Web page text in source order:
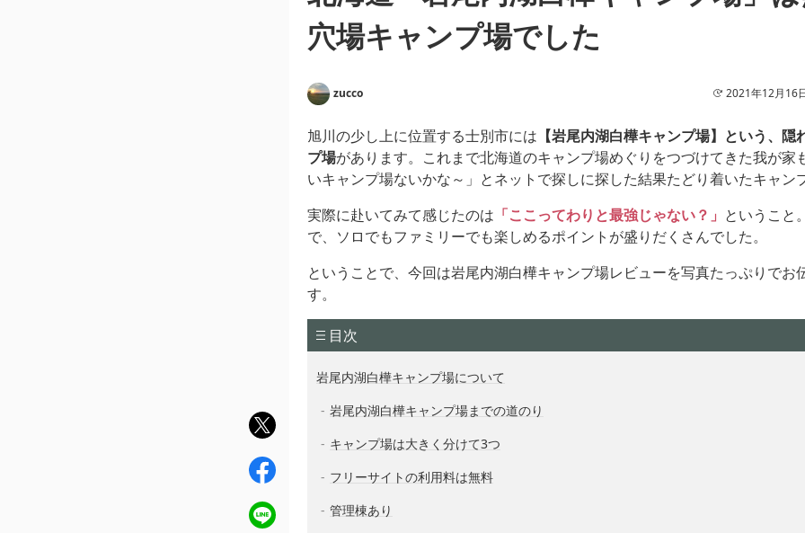
穴場キャンプ場でした
zucco 2021年12月16
旭川の少し上に位置する士別市には 【岩尾内湖白樺キャンプ場】という、隠
プ場があります。これまで北海道のキャンプ場めぐりをつづけてきた我が家
いキャンプ場ないかな～」とネットで探しに探した結果たどり着いたキャン
実際に赴いてみて感じたのは 「ここってわりと最強じゃない？」 ということ
で、ソロでもファミリーでも楽しめるポイントが盛りだくさんでした。
ということで、今回は岩尾内湖白樺キャンプ場レビューを写真たっぷりでお
す。
目次
岩尾内湖白樺キャンプ場について
岩尾内湖白樺キャンプ場までの道のり
キャンプ場は大きく分けて3つ
フリーサイトの利用料は無料
管理棟あり
twit
ter
fac
ebo
ok
line